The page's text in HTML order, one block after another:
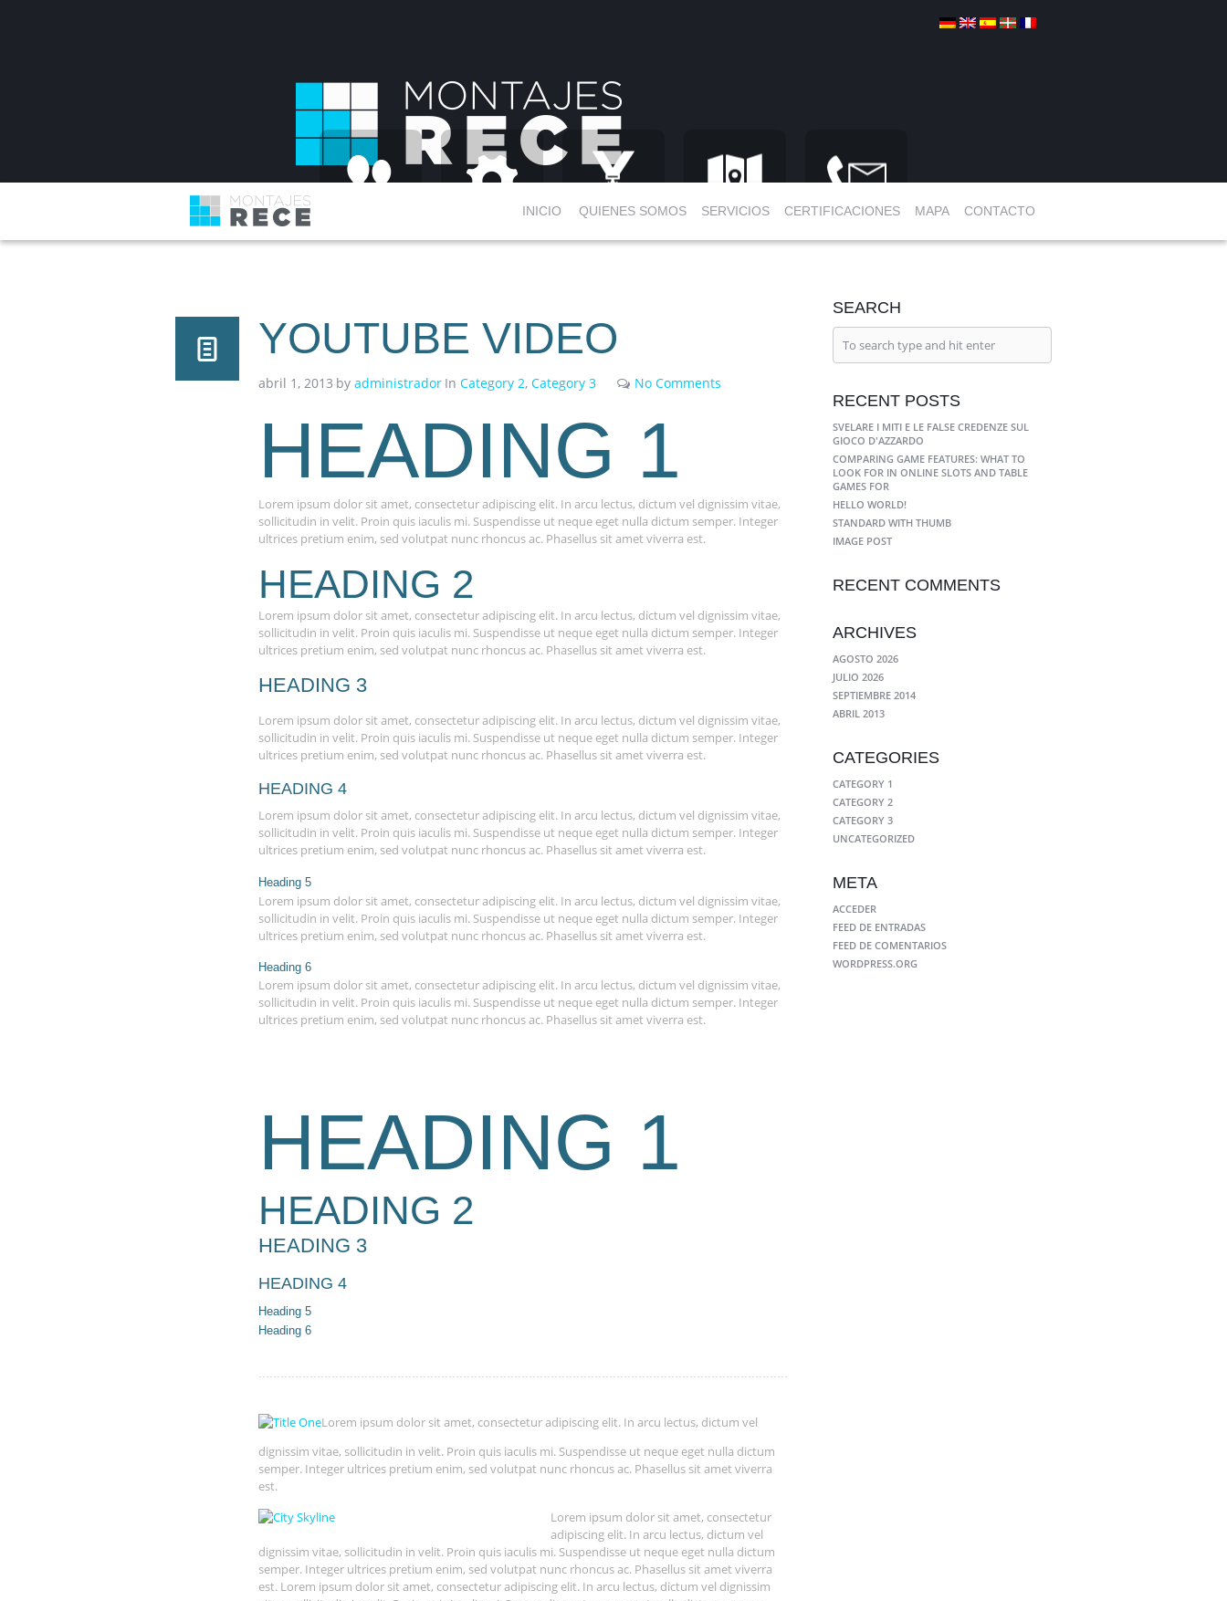
INICIO QUIENES SOMOS SERVICIOS CERTIFICACIONES MAPA CONTACTO
YOUTUBE VIDEO
abril 1, 2013 byadministrador InCategory 2,Category 3 No Comments
HEADING 1
Lorem ipsum dolor sit amet, consectetur adipiscing elit. In arcu lectus, dictum vel dignissim vitae,
sollicitudin in velit. Proin quis iaculis mi. Suspendisse ut neque eget nulla dictum semper. Integer
ultrices pretium enim, sed volutpat nunc rhoncus ac. Phasellus sit amet viverra est.
HEADING 2
Lorem ipsum dolor sit amet, consectetur adipiscing elit. In arcu lectus, dictum vel dignissim vitae,
sollicitudin in velit. Proin quis iaculis mi. Suspendisse ut neque eget nulla dictum semper. Integer
ultrices pretium enim, sed volutpat nunc rhoncus ac. Phasellus sit amet viverra est.
HEADING 3
Lorem ipsum dolor sit amet, consectetur adipiscing elit. In arcu lectus, dictum vel dignissim vitae,
sollicitudin in velit. Proin quis iaculis mi. Suspendisse ut neque eget nulla dictum semper. Integer
ultrices pretium enim, sed volutpat nunc rhoncus ac. Phasellus sit amet viverra est.
HEADING 4
Lorem ipsum dolor sit amet, consectetur adipiscing elit. In arcu lectus, dictum vel dignissim vitae,
sollicitudin in velit. Proin quis iaculis mi. Suspendisse ut neque eget nulla dictum semper. Integer
ultrices pretium enim, sed volutpat nunc rhoncus ac. Phasellus sit amet viverra est.
Heading 5
Lorem ipsum dolor sit amet, consectetur adipiscing elit. In arcu lectus, dictum vel dignissim vitae,
sollicitudin in velit. Proin quis iaculis mi. Suspendisse ut neque eget nulla dictum semper. Integer
ultrices pretium enim, sed volutpat nunc rhoncus ac. Phasellus sit amet viverra est.
Heading 6
Lorem ipsum dolor sit amet, consectetur adipiscing elit. In arcu lectus, dictum vel dignissim vitae,
sollicitudin in velit. Proin quis iaculis mi. Suspendisse ut neque eget nulla dictum semper. Integer
ultrices pretium enim, sed volutpat nunc rhoncus ac. Phasellus sit amet viverra est.
HEADING 1
HEADING 2
HEADING 3
HEADING 4
Heading 5
Heading 6
Lorem ipsum dolor sit amet, consectetur adipiscing elit. In arcu lectus, dictum vel
dignissim vitae, sollicitudin in velit. Proin quis iaculis mi. Suspendisse ut neque eget nulla dictum
semper. Integer ultrices pretium enim, sed volutpat nunc rhoncus ac. Phasellus sit amet viverra
est.
Lorem ipsum dolor sit amet, consectetur
adipiscing elit. In arcu lectus, dictum vel
dignissim vitae, sollicitudin in velit. Proin quis iaculis mi. Suspendisse ut neque eget nulla dictum
semper. Integer ultrices pretium enim, sed volutpat nunc rhoncus ac. Phasellus sit amet viverra
est. Lorem ipsum dolor sit amet, consectetur adipiscing elit. In arcu lectus, dictum vel dignissim
SEARCH
RECENT POSTS
SVELARE I MITI E LE FALSE CREDENZE SUL
GIOCO D'AZZARDO
COMPARING GAME FEATURES: WHAT TO
LOOK FOR IN ONLINE SLOTS AND TABLE
GAMES FOR
HELLO WORLD!
STANDARD WITH THUMB
IMAGE POST
RECENT COMMENTS
ARCHIVES
AGOSTO 2026
JULIO 2026
SEPTIEMBRE 2014
ABRIL 2013
CATEGORIES
CATEGORY 1
CATEGORY 2
CATEGORY 3
UNCATEGORIZED
META
ACCEDER
FEED DE ENTRADAS
FEED DE COMENTARIOS
WORDPRESS.ORG